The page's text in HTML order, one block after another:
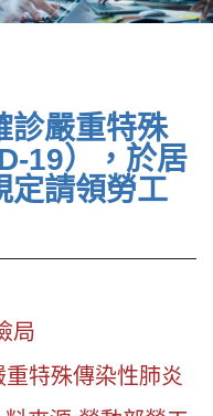
診嚴重特殊
19），於居
定請領勞工
局
特殊傳染性肺炎